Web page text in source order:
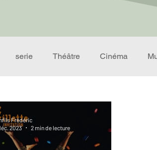
serie Théâtre Cinéma
Rire Récompense
Frédéric
2023
2 min de lecture